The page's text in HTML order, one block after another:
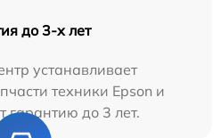
до 3-х лет
устанавливает
техники Epson и
гарантию до 3 лет.